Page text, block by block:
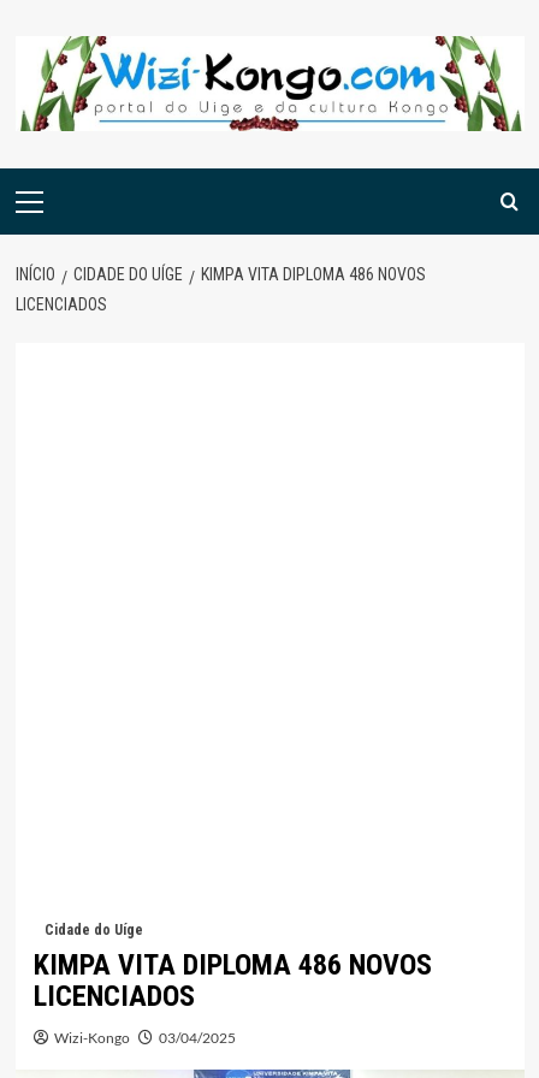
content
Menu
INÍCIO CIDADE DO UÍGE
KIMPA VITA DIPLOMA 486 NOVOS
LICENCIADOS
Cidade do Uíge
KIMPA VITA DIPLOMA 486 NOVOS
LICENCIADOS
Wizi-Kongo 03/04/2025